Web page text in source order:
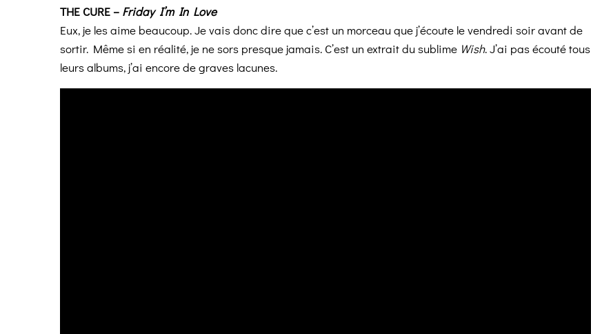
THE CURE – Friday I’m In Love
Eux, je les aime beaucoup. Je vais donc dire que c’est un morceau que j’écoute le vendredi soir avant de
sortir. Même si en réalité, je ne sors presque jamais. C’est un extrait du sublime Wish. J’ai pas écouté tous
leurs albums, j’ai encore de graves lacunes.